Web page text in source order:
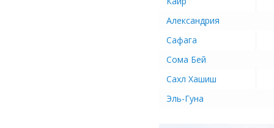
Александрия
Сафага
Сома Бей
Сахл Хашиш
Эль-Гуна